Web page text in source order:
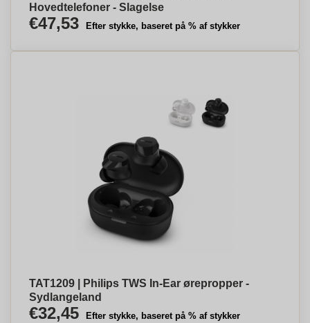
Hovedtelefoner - Slagelse
€47,53 Efter stykke, baseret på % af stykker
TAT1209 | Philips TWS In-Ear ørepropper -
Sydlangeland
€32,45 Efter stykke, baseret på % af stykker